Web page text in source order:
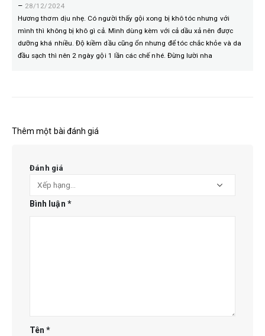
– 28/12/2024
Hương thơm dịu nhẹ. Có người thấy gội xong bị khô tóc nhưng với
mình thì không bị khô gì cả. Mình dùng kèm với cả dầu xả nên được
dưỡng khá nhiều. Độ kiềm dầu cũng ổn nhưng để tóc chắc khỏe và da
đầu sạch thì nên 2 ngày gội 1 lần các chế nhé. Đừng lười nha
Thêm một bài đánh giá
Đánh giá
Bình luận *
Tên*